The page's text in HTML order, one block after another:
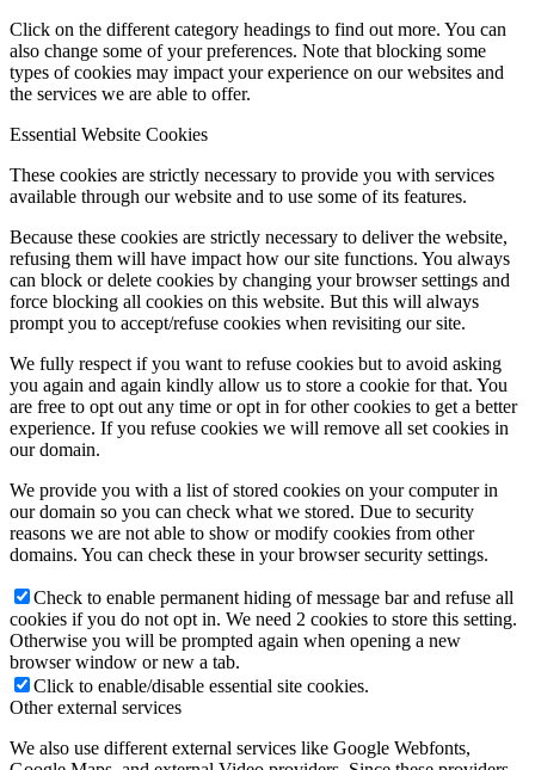
Click on the different category headings to find out more. You can
also change some of your preferences. Note that blocking some
types of cookies may impact your experience on our websites and
the services we are able to offer.
Essential Website Cookies
These cookies are strictly necessary to provide you with services
available through our website and to use some of its features.
Because these cookies are strictly necessary to deliver the website,
refusing them will have impact how our site functions. You always
can block or delete cookies by changing your browser settings and
force blocking all cookies on this website. But this will always
prompt you to accept/refuse cookies when revisiting our site.
We fully respect if you want to refuse cookies but to avoid asking
you again and again kindly allow us to store a cookie for that. You
are free to opt out any time or opt in for other cookies to get a better
experience. If you refuse cookies we will remove all set cookies in
our domain.
We provide you with a list of stored cookies on your computer in
our domain so you can check what we stored. Due to security
reasons we are not able to show or modify cookies from other
domains. You can check these in your browser security settings.
Check to enable permanent hiding of message bar and refuse all
cookies if you do not opt in. We need 2 cookies to store this setting.
Otherwise you will be prompted again when opening a new
browser window or new a tab.
Click to enable/disable essential site cookies.
Other external services
We also use different external services like Google Webfonts,